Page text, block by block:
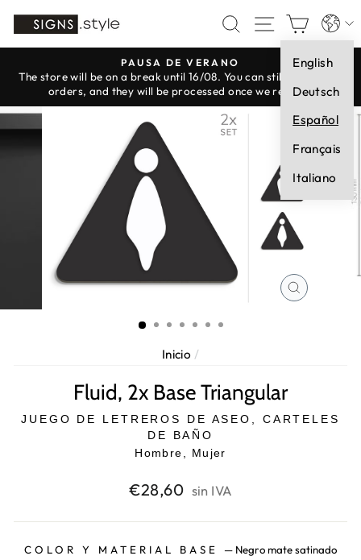
directamente
al
Idioma
English
Deutsch
Español
Français
Italiano
BUSCAR
diapositivas
pausa
PAUSA DE VERANO
The store will be on a break until 16/08. You can still place your
orders, and they will be processed once we reopen.
CERRAR
Inicio /
Fluid, 2x Base Triangular
JUEGO DE LETREROS DE ASEO, CARTELES
DE BAÑO
Hombre, Mujer
Precio
€28,60 sin IVA
COLOR Y MATERIAL BASE — Negro mate satinado